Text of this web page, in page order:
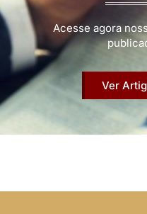
Acesse agora
Ver